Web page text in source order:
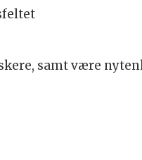
samt være